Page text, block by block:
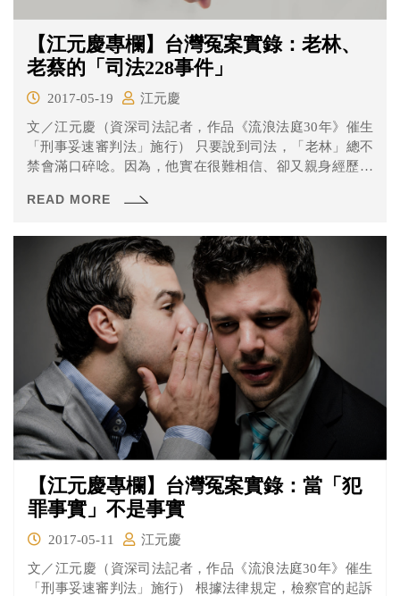
【江元慶專欄】台灣冤案實錄：老林、
老蔡的「司法228事件」
2017-05-19
江元慶
文／江元慶（資深司法記者，作品《流浪法庭30年》催生
「刑事妥速審判法」施行） 只要說到司法，「老林」總不
禁會滿口碎唸。因為，他實在很難相信、卻又親身經歷了
READ MORE
【江元慶專欄】台灣冤案實錄：當「犯
罪事實」不是事實
2017-05-11
江元慶
文／江元慶（資深司法記者，作品《流浪法庭30年》催生
「刑事妥速審判法」施行） 根據法律規定，檢察官的起訴